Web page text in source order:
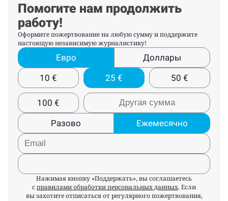
Помогите нам продолжить
работу!
Оформите пожертвование на любую сумму и поддержите
настоящую независимую журналистику!
Евро
Доллары
10 € 25 € 50 €
100 €
Разово
Ежемесячно
Нажимая кнопку «Поддержать», вы соглашаетесь
справилами обработки персональных данных. Если
вы захотите отписаться от регулярного пожертвования,